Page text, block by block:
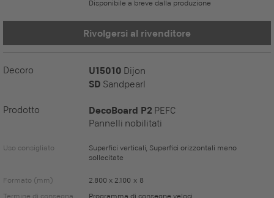
Disponibile a breve dalla produzione
Rivolgersi al rivenditore
Decoro U15010 Dijon
SD Sandpearl
Prodotto DecoBoard P2 PEFC
Pannelli nobilitati
Uso consigliato
Superfici verticali, Superfici orizzontali meno
sollecitate
Formato (mm)
2.800 x 2.100 x 8
Termine di consegna
Programma di consegne veloci